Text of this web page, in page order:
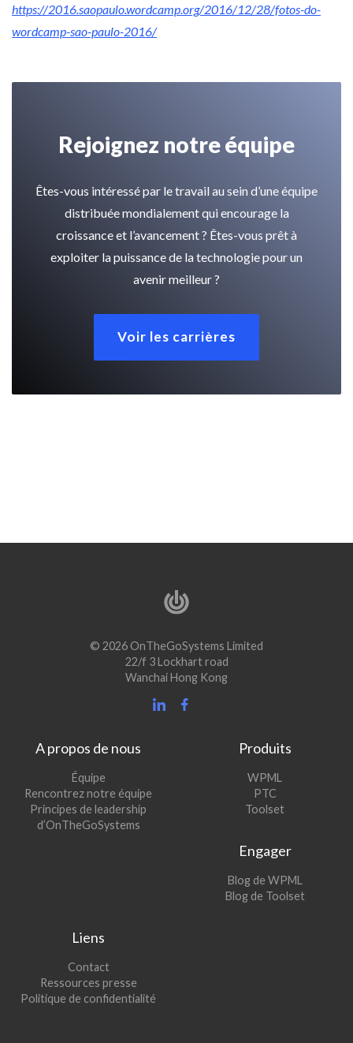
https://2016.saopaulo.wordcamp.org/2016/12/28/fotos-do-
wordcamp-sao-paulo-2016/
Rejoignez notre équipe
Êtes-vous intéressé par le travail au sein d’une équipe
distribuée mondialement qui encourage la
croissance et l’avancement ? Êtes-vous prêt à
exploiter la puissance de la technologie pour un
avenir meilleur ?
Voir les carrières
© 2026 OnTheGoSystems Limited
22/f 3 Lockhart road
Wanchai Hong Kong
A propos de nous
Équipe
Rencontrez notre équipe
Principes de leadership
d’OnTheGoSystems
Produits
WPML
une
PTC(s’ouvre
dans
fenêtre)
Toolset(s’ouvre
nouvelle
Engager
Blog de WPML
dans
Blog de Toolset(s’ouvre
Liens
Contact
Ressources presse
Politique de confidentialité